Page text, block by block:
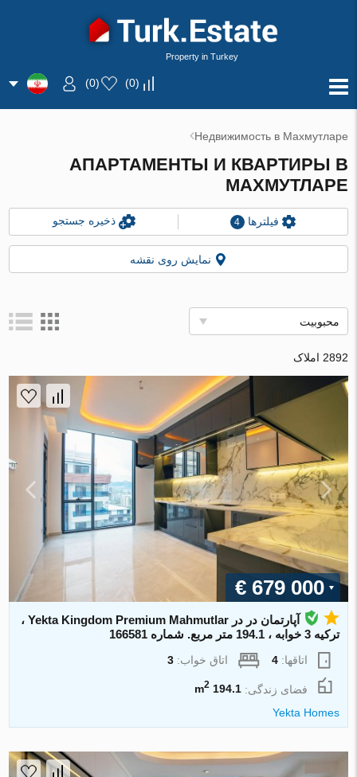
Property in Turkey
(
0
)
(
0
)
Недвижимость в Махмутларе
АПАРТАМЕНТЫ И КВАРТИРЫ В
МАХМУТЛАРЕ
فیلترها 4 ذخیره جستجو
نمایش روی نقشه
محبوبیت
2892 املاک
€ 679 000
آپارتمان در در Yekta Kingdom Premium Mahmutlar ،
ترکیه 3 خوابه ، 194.1 متر مربع. شماره 166581
اتاقها:4 اتاق خواب:3
فضای زندگی:194.1 m
2
Yekta Homes